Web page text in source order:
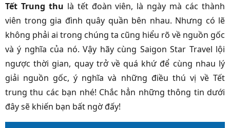
Tết Trung thu là tết đoàn viên, là ngày mà các thành
viên trong gia đình quây quần bên nhau. Nhưng có lẽ
không phải ai trong chúng ta cũng hiểu rõ về nguồn gốc
và ý nghĩa của nó. Vậy hãy cùng Saigon Star Travel lội
ngược thời gian, quay trở về quá khứ để cùng nhau lý
giải nguồn gốc, ý nghĩa và những điều thú vị về Tết
trung thu các bạn nhé! Chắc hẳn những thông tin dưới
đây sẽ khiến bạn bất ngờ đấy!